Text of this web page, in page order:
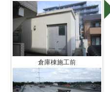
倉庫棟施工前